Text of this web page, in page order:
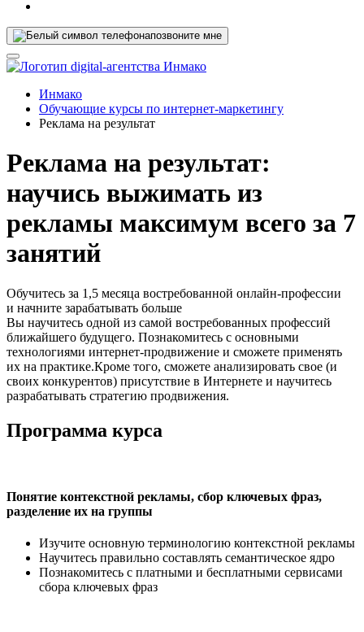
позвоните мне
Инмако
Обучающие курсы по интернет-маркетингу
Реклама на результат
Реклама на результат:
научись выжимать из
рекламы максимум всего за 7
занятий
Обучитесь за 1,5 месяца востребованной онлайн-профессии
и начните зарабатывать больше
Вы научитесь одной из самой востребованных профессий
ближайшего будущего. Познакомитесь с основными
технологиями интернет-продвижение и сможете применять
их на практике.Кроме того, сможете анализировать свое (и
своих конкурентов) присутствие в Интернете и научитесь
разрабатывать стратегию продвижения.
Программа курса
Понятие контекстной рекламы, сбор ключевых фраз,
разделение их на группы
Изучите основную терминологию контекстной рекламы
Научитесь правильно составлять семантическое ядро
Познакомитесь с платными и бесплатными сервисами
сбора ключевых фраз